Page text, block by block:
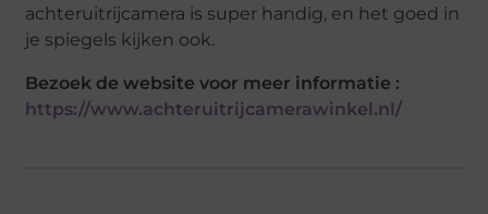
achteruitrijcamera is super handig, en het goed in
je spiegels kijken ook.
Bezoek de website voor meer informatie :
https://www.achteruitrijcamerawinkel.nl/